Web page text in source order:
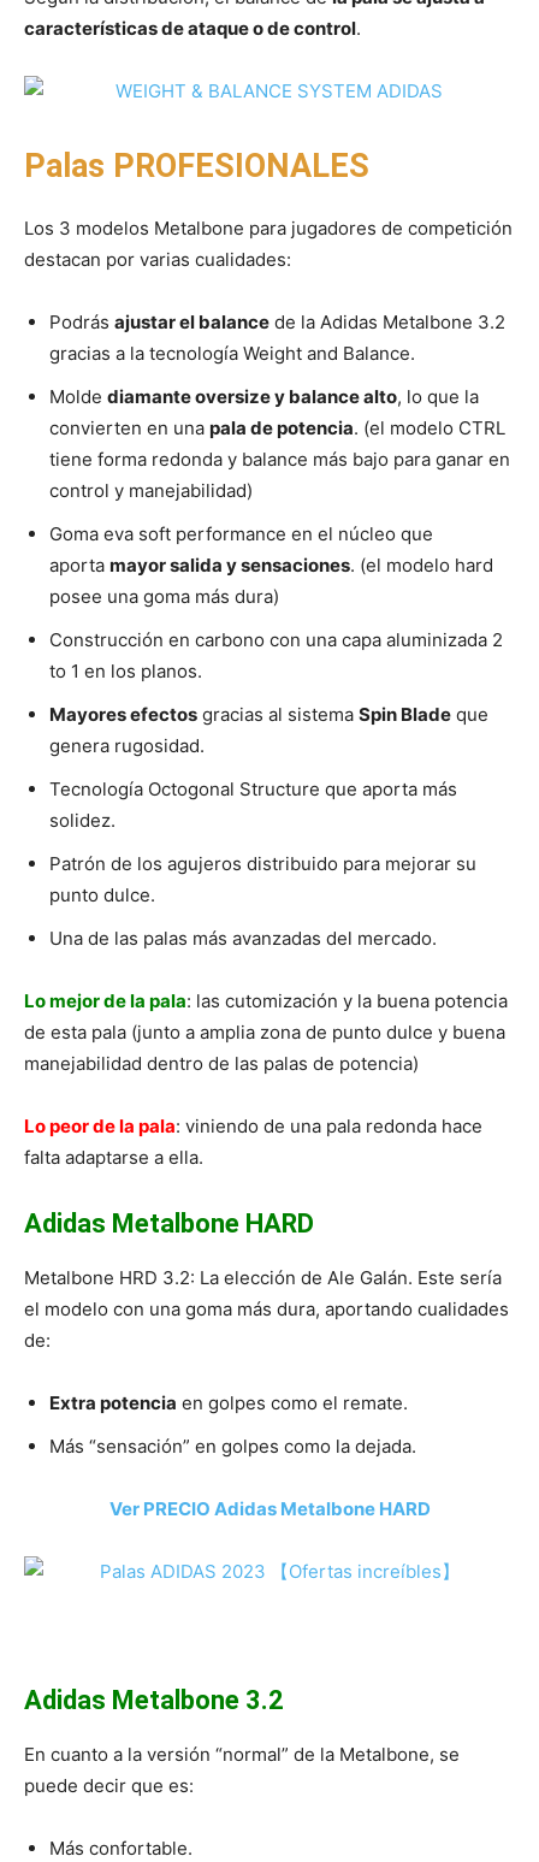
características de ataque o de control.
Palas PROFESIONALES
Los 3 modelos Metalbone para jugadores de competición
destacan por varias cualidades:
Podrás ajustar el balance de la Adidas Metalbone 3.2
gracias a la tecnología Weight and Balance.
Molde diamante oversize y balance alto, lo que la
convierten en una pala de potencia. (el modelo CTRL
tiene forma redonda y balance más bajo para ganar en
control y manejabilidad)
Goma eva soft performance en el núcleo que
aporta mayor salida y sensaciones. (el modelo hard
posee una goma más dura)
Construcción en carbono con una capa aluminizada 2
to 1 en los planos.
Mayores efectos gracias al sistema Spin Blade que
genera rugosidad.
Tecnología Octogonal Structure que aporta más
solidez.
Patrón de los agujeros distribuido para mejorar su
punto dulce.
Una de las palas más avanzadas del mercado.
Lo mejor de la pala: las cutomización y la buena potencia
de esta pala (junto a amplia zona de punto dulce y buena
manejabilidad dentro de las palas de potencia)
Lo peor de la pala: viniendo de una pala redonda hace
falta adaptarse a ella.
Adidas Metalbone HARD
Metalbone HRD 3.2: La elección de Ale Galán. Este sería
el modelo con una goma más dura, aportando cualidades
de:
Extra potencia en golpes como el remate.
Más “sensación” en golpes como la dejada.
Ver PRECIO Adidas Metalbone HARD
Adidas Metalbone 3.2
En cuanto a la versión “normal” de la Metalbone, se
puede decir que es:
Más confortable.